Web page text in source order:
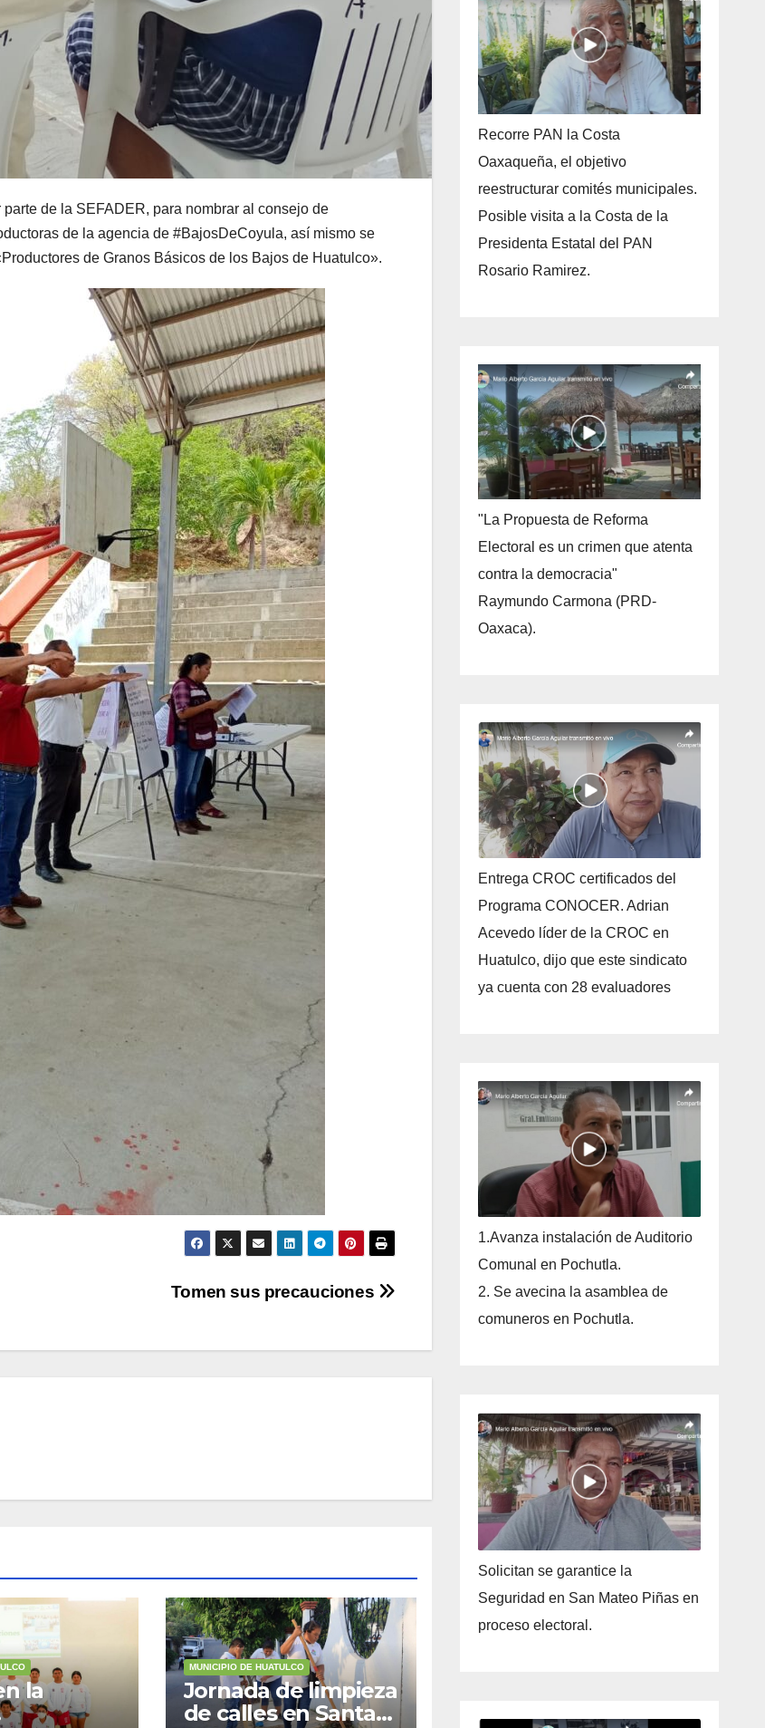
de la SEFADER, para nombrar al consejo de
de la agencia de #BajosDeCoyula, así mismo se
de Granos Básicos de los Bajos de Huatulco».
Tomen sus precauciones
la
MUNICIPIO DE HUATULCO
Jornada de limpieza
de calles en Santa
Recorre PAN la Costa
Oaxaqueña, el objetivo
reestructurar comités municipales.
Posible visita a la Costa de la
Presidenta Estatal del PAN
Rosario Ramirez.
"La Propuesta de Reforma
Electoral es un crimen que atenta
contra la democracia"
Raymundo Carmona (PRD-
Oaxaca).
Entrega CROC certificados del
Programa CONOCER. Adrian
Acevedo líder de la CROC en
Huatulco, dijo que este sindicato
ya cuenta con 28 evaluadores
1.Avanza instalación de Auditorio
Comunal en Pochutla.
2. Se avecina la asamblea de
comuneros en Pochutla.
Solicitan se garantice la
Seguridad en San Mateo Piñas en
proceso electoral.